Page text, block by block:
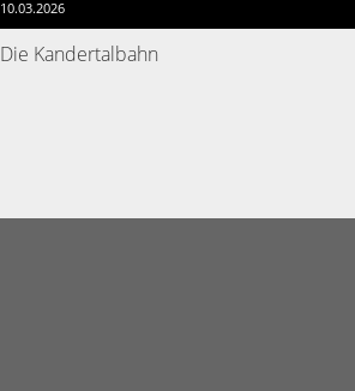
10.03.2026
Die Kandertalbahn